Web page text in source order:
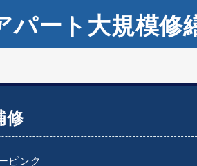
パート大規模修
修
ピンク